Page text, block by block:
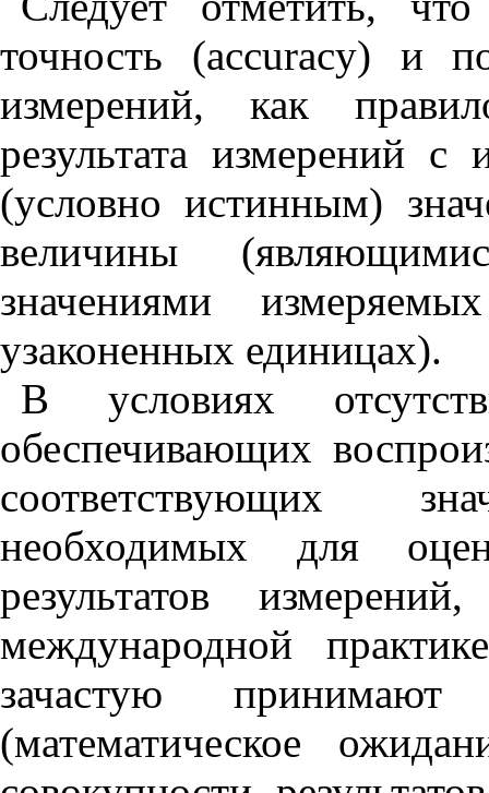
точность (accuracy) и
измерений, как
результата измерений
(условно истинным)
величины
значениями
узаконенных единицах).
В условиях
обеспечивающих
соответствующих
необходимых для
результатов
международной
зачастую
(математическое